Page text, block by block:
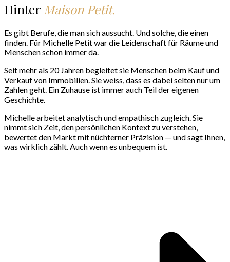
Hinter Maison Petit.
Es gibt Berufe, die man sich aussucht. Und solche, die einen
finden. Für Michelle Petit war die Leidenschaft für Räume und
Menschen schon immer da.
Seit mehr als 20 Jahren begleitet sie Menschen beim Kauf und
Verkauf von Immobilien. Sie weiss, dass es dabei selten nur um
Zahlen geht. Ein Zuhause ist immer auch Teil der eigenen
Geschichte.
Michelle arbeitet analytisch und empathisch zugleich. Sie
nimmt sich Zeit, den persönlichen Kontext zu verstehen,
bewertet den Markt mit nüchterner Präzision — und sagt Ihnen,
was wirklich zählt. Auch wenn es unbequem ist.